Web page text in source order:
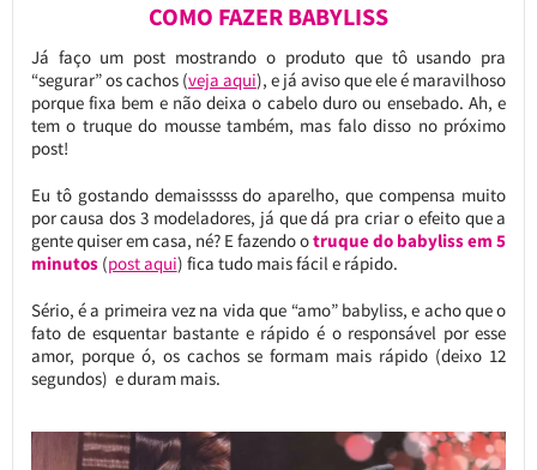
COMO FAZER BABYLISS
Já faço um post mostrando o produto que tô usando pra
“segurar” os cachos (veja aqui), e já aviso que ele é maravilhoso
porque fixa bem e não deixa o cabelo duro ou ensebado. Ah, e
tem o truque do mousse também, mas falo disso no próximo
post!
Eu tô gostando demaisssss do aparelho, que compensa muito
por causa dos 3 modeladores, já que dá pra criar o efeito que a
gente quiser em casa, né? E fazendo otruque do babyliss em 5
minutos(post aqui) fica tudo mais fácil e rápido.
Sério, é a primeira vez na vida que “amo” babyliss, e acho que o
fato de esquentar bastante e rápido é o responsável por esse
amor, porque ó, os cachos se formam mais rápido (deixo 12
segundos) e duram mais.